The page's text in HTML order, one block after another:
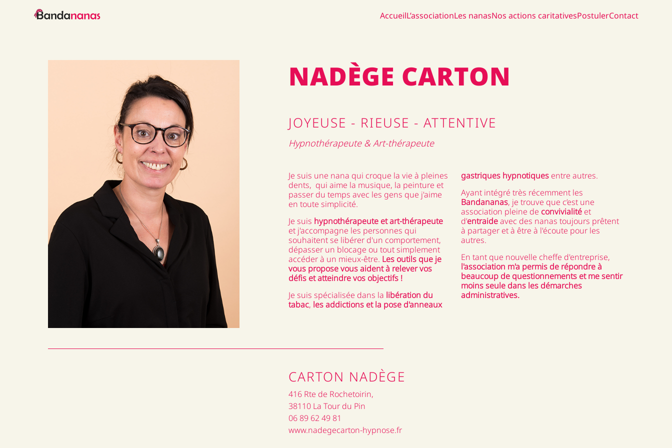
AccueilL’associationLes nanasNos actions caritativesPostulerContact
NADÈGE CARTON
JOYEUSE - RIEUSE - ATTENTIVE
Hypnothérapeute & Art-thérapeute
Je suis une nana qui croque la vie à pleines
dents, qui aime la musique, la peinture et
passer du temps avec les gens que j'aime
en toute simplicité.
Je suis hypnothérapeute et art-thérapeute
et j'accompagne les personnes qui
souhaitent se libérer d'un comportement,
dépasser un blocage ou tout simplement
accéder à un mieux-être. Les outils que je
vous propose vous aident à relever vos
défis et atteindre vos objectifs !
Je suis spécialisée dans la libération du
tabac, les addictions et la pose d'anneaux
gastriques hypnotiques entre autres.
Ayant intégré très récemment les
Bandananas, je trouve que c’est une
association pleine de convivialité et
d’entraideavec des nanas toujours prêtent
à partager et à être à l'écoute pour les
autres.
En tant que nouvelle cheffe d'entreprise,
l'association m'a permis de répondre à
beaucoup de questionnements et me sentir
moins seule dans les démarches
administratives.
CARTON NADÈGE
416 Rte de Rochetoirin,
38110 La Tour du Pin
06 89 62 49 81
www.nadegecarton-hypnose.fr